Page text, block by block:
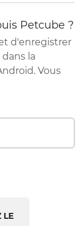
Petcube ?
d'enregistrer
la
Vous
LE